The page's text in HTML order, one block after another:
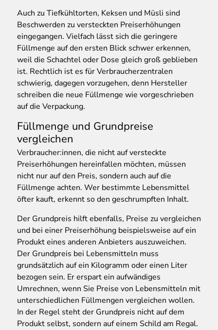
Auch zu Tiefkühltorten, Keksen und Müsli sind
Beschwerden zu versteckten Preiserhöhungen
eingegangen. Vielfach lässt sich die geringere
Füllmenge auf den ersten Blick schwer erkennen,
weil die Schachtel oder Dose gleich groß geblieben
ist. Rechtlich ist es für Verbraucherzentralen
schwierig, dagegen vorzugehen, denn Hersteller
schreiben die neue Füllmenge wie vorgeschrieben
auf die Verpackung.
Füllmenge und Grundpreise
vergleichen
Verbraucher:innen, die nicht auf versteckte
Preiserhöhungen hereinfallen möchten, müssen
nicht nur auf den Preis, sondern auch auf die
Füllmenge achten. Wer bestimmte Lebensmittel
öfter kauft, erkennt so den geschrumpften Inhalt.
Der Grundpreis hilft ebenfalls, Preise zu vergleichen
und bei einer Preiserhöhung beispielsweise auf ein
Produkt eines anderen Anbieters auszuweichen.
Der Grundpreis bei Lebensmitteln muss
grundsätzlich auf ein Kilogramm oder einen Liter
bezogen sein. Er erspart ein aufwändiges
Umrechnen, wenn Sie Preise von Lebensmitteln mit
unterschiedlichen Füllmengen vergleichen wollen.
In der Regel steht der Grundpreis nicht auf dem
Produkt selbst, sondern auf einem Schild am Regal.